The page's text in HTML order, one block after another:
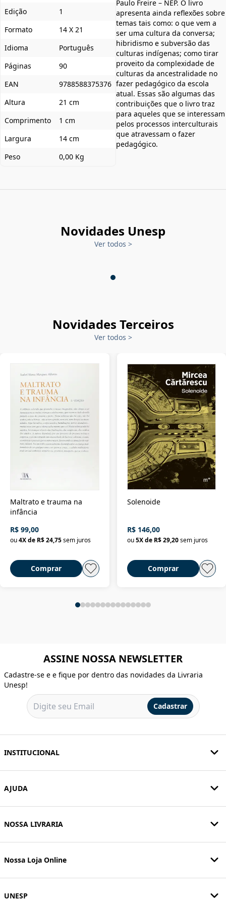
Edição
1
Formato
14 X 21
Idioma
Português
Páginas
90
EAN
9788588375376
Altura
21 cm
Comprimento
1 cm
Largura
14 cm
Peso
0,00 Kg
Paulo Freire – NEP. O livro
apresenta ainda reflexões sobre
temas tais como: o que vem a
ser uma cultura da conversa;
hibridismo e subversão das
culturas indígenas; como tirar
proveito da complexidade de
culturas da ancestralidade no
fazer pedagógico da escola
atual. Essas são algumas das
contribuições que o livro traz
para aqueles que se interessam
pelos processos interculturais
que atravessam o fazer
pedagógico.
Novidades Unesp
Ver todos >
Novidades Terceiros
Ver todos >
Maltrato e trauma na
infância
R$ 99,00
ou4X de R$ 24,75sem juros
Comprar
Solenoide
R$ 146,00
ou 5X de R$ 29,20 sem juros
Comprar
ASSINE NOSSA NEWSLETTER
Cadastre-se e e fique por dentro das novidades da Livraria
Unesp!
Cadastrar
INSTITUCIONAL
AJUDA
NOSSA LIVRARIA
Nossa Loja Online
UNESP